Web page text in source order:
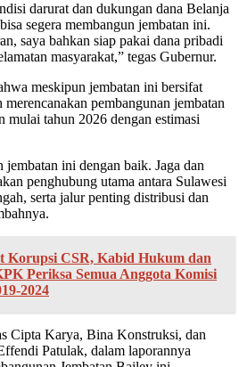
darurat dan dukungan dana Belanja
segera membangun jembatan ini.
saya bahkan siap pakai dana pribadi
masyarakat,” tegas Gubernur.
meskipun jembatan ini bersifat
merencanakan pembangunan jembatan
mulai tahun 2026 dengan estimasi
ini dengan baik. Jaga dan
penghubung utama antara Sulawesi
serta jalur penting distribusi dan
Korupsi CSR, Kabid Hukum dan
Periksa Semua Anggota Komisi
2024
Cipta Karya, Bina Konstruksi, dan
Patulak, dalam laporannya